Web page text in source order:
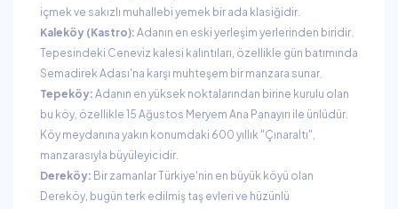
içmek ve sakızlı muhallebi yemek bir ada klasiğidir.
Kaleköy (Kastro): Adanın en eski yerleşim yerlerinden biridir.
Tepesindeki Ceneviz kalesi kalıntıları, özellikle gün batımında
Semadirek Adası'na karşı muhteşem bir manzara sunar.
Tepeköy: Adanın en yüksek noktalarından birine kurulu olan
bu köy, özellikle 15 Ağustos Meryem Ana Panayırı ile ünlüdür.
Köy meydanına yakın konumdaki 600 yıllık "Çınaraltı",
manzarasıyla büyüleyicidir.
Dereköy: Bir zamanlar Türkiye'nin en büyük köyü olan
Dereköy, bugün terk edilmiş taş evleri ve hüzünlü